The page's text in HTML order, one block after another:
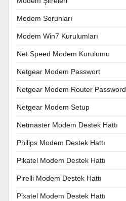
Modem Sorunları
Modem Win7 Kurulumları
Net Speed Modem Kurulumu
Netgear Modem Passwort
Netgear Modem Router Password
Netgear Modem Setup
Netmaster Modem Destek Hattı
Philips Modem Destek Hattı
Pikatel Modem Destek Hattı
Pirelli Modem Destek Hattı
Pixatel Modem Destek Hattı